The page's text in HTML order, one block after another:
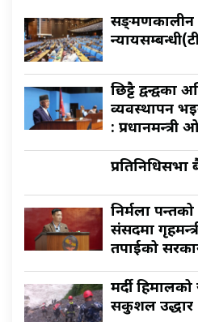
सङ्क्रमणकालीन
छिट्टै द्वन्द्वका
व्यवस्थापन
: प्रधानमन्त्री
निर्मला
संसदमा
तपाईको
मर्दी
सकुशल उद्धार